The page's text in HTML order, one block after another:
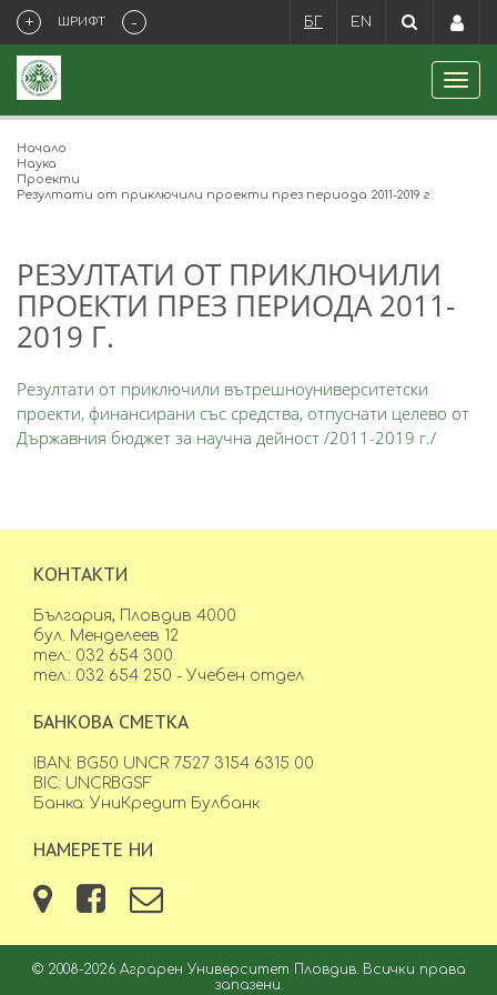
+ ШРИФТ - БГ EN
Начало
Наука
Проекти
Резултати от приключили проекти през периода 2011-2019 г.
РЕЗУЛТАТИ ОТ ПРИКЛЮЧИЛИ
ПРОЕКТИ ПРЕЗ ПЕРИОДА 2011-
2019 Г.
Резултати от приключили вътрешноуниверситетски
проекти, финансирани със средства, отпуснати целево от
Държавния бюджет за научна дейност /2011-2019 г./
КОНТАКТИ
България, Пловдив 4000
бул. Менделеев 12
тел.: 032 654 300
тел.: 032 654 250 - Учебен отдел
БАНКОВА СМЕТКА
IBAN: BG50 UNCR 7527 3154 6315 00
BIC: UNCRBGSF
Банка: УниКредит Булбанк
НАМЕРЕТЕ НИ
© 2008-2026 Аграрен Университет Пловдив. Всички права
запазени.